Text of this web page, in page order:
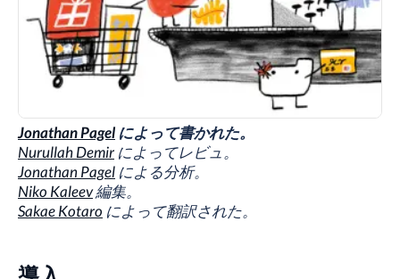
Jonathan Pagel によって書かれた。
Nurullah Demir によってレビュ。
Jonathan Pagel による分析。
Niko Kaleev編集。
Sakae Kotaro によって翻訳された。